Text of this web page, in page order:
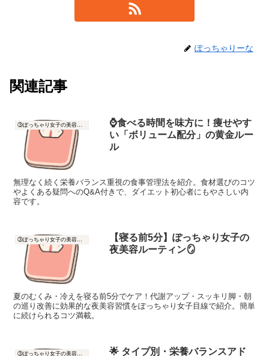
ぽっちゃりーな
関連記事
③ぽっちゃり女子の美容と健康
⌚️食べる時間を味方に！痩せやす
い「ボリューム配分」の黄金ルー
ル
無理なく続く栄養バランス重視の食事管理法を紹介。食材選びのコツ
やよくある疑問へのQ&A付きで、ダイエット初心者にもやさしい内
容です。
③ぽっちゃり女子の美容と健康
【寝る前5分】ぽっちゃり女子の
夜美容ルーティン🪞
夏のむくみ・冷えを寝る前5分でケア！代謝アップ・スッキリ脚・朝
の巡り改善に効果的な夜美容習慣をぽっちゃり女子目線で紹介。簡単
に続けられるコツ満載。
③ぽっちゃり女子の美容と健康
🌟 タイプ別・栄養バランスアド